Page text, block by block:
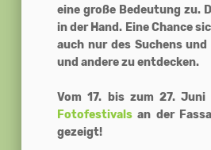
eine große Bedeutung zu.
in der Hand. Eine Chance
auch nur des Suchens
und andere zu entdecken.
Vom 17. bis zum 27.
Fotofestivals an der
gezeigt!